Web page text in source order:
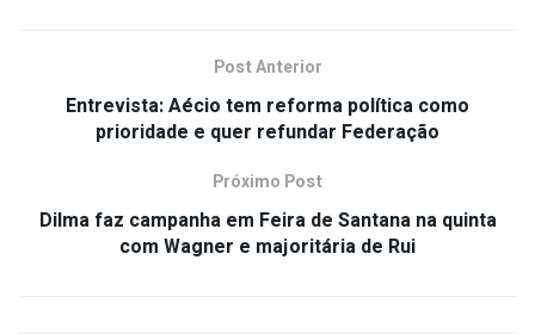
Post Anterior
Entrevista: Aécio tem reforma política como
prioridade e quer refundar Federação
Próximo Post
Dilma faz campanha em Feira de Santana na quinta
com Wagner e majoritária de Rui